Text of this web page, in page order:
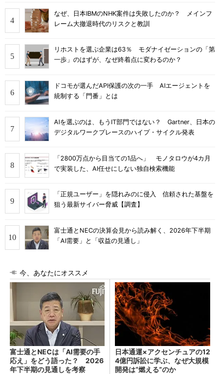
なぜ、日本IBMのNHK案件は失敗したのか？ メインフ
レーム大撤退時代のリスクと教訓
リホストを選ぶ企業は63％ モダナイゼーションの「第
一歩」のはずが、なぜ終着点に変わるのか？
ドコモが選んだAPI保護の次の一手 AIエージェントを
統制する「門番」とは
AIを選ぶのは、もうIT部門ではない？ Gartner、日本の
デジタルワークプレースのハイプ・サイクル発表
「2800万点から目当ての1品へ」 モノタロウが4カ月
で実装した、AI任せにしない独自検索機能
「正規ユーザー」を隠れみのに侵入 信頼された基盤を
狙う最新サイバー脅威【調査】
富士通とNECの決算会見から読み解く、2026年下半期
「AI需要」と「収益の見通し」
今、あなたにオススメ
富士通とNECは「AI需要の手
応え」をどう語った？ 2026
年下半期の見通しを考察
日本通運×アクセンチュアの12
4億円訴訟に学ぶ、なぜ大規模
開発は“燃える”のか